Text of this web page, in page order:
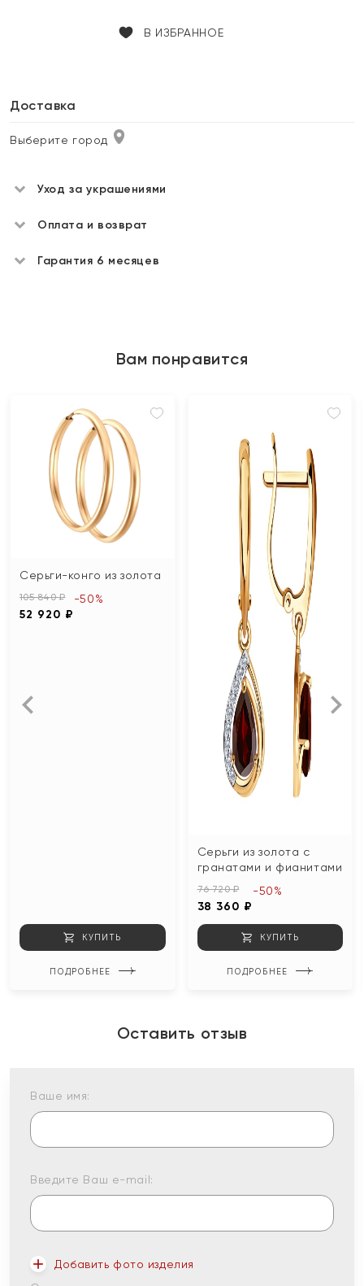
В ИЗБРАННОЕ
Доставка
Выберите город
Уход за украшениями
Оплата и возврат
Гарантия 6 месяцев
Вам понравится
Серьги-конго из золота
105 840 ₽
52 920 ₽
-50%
КУПИТЬ
ПОДРОБНЕЕ
Серьги из золота с
гранатами и фианитами
76 720 ₽
38 360 ₽
-50%
КУПИТЬ
ПОДРОБНЕЕ
Оставить отзыв
Ваше имя:
Введите Ваш e-mail:
Добавить фото изделия